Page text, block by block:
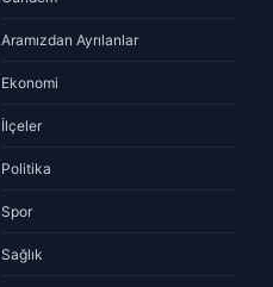
Aramızdan Ayrılanlar
Ekonomi
İlçeler
Politika
Spor
Sağlık